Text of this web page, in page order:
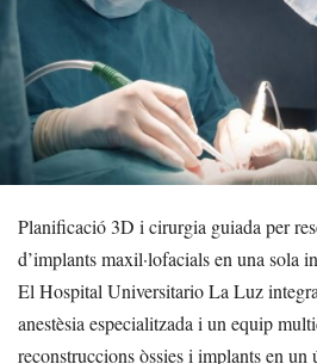
Planificació 3D i cirurgia guiada per
d’implants maxil·lofacials en una sola
El Hospital Universitario La Luz
anestèsia especialitzada i un equip
reconstruccions òssies i implants en